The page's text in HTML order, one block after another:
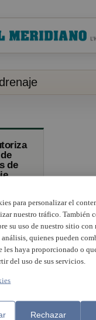
de
de
para personalizar el
nuestro tráfico. También
su uso de nuestro sitio con
quienes pueden
les haya proporcionado o
del uso de sus servicios.
Rechazar